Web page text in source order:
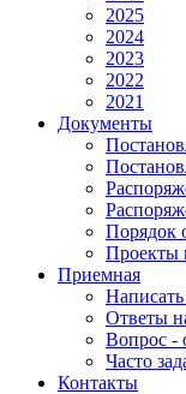
2025
2024
2023
2022
2021
Документы
Порядок
Проекты
Приемная
Ответы
Вопрос -
Часто
Контакты